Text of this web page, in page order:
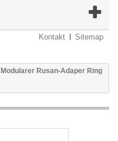
Kontakt Sitemap
Modularer Rusan-Adaper Ring